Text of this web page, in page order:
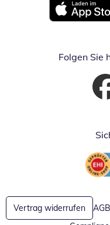
Öffnet in
Folgen Sie
Vertrag widerrufen AGB